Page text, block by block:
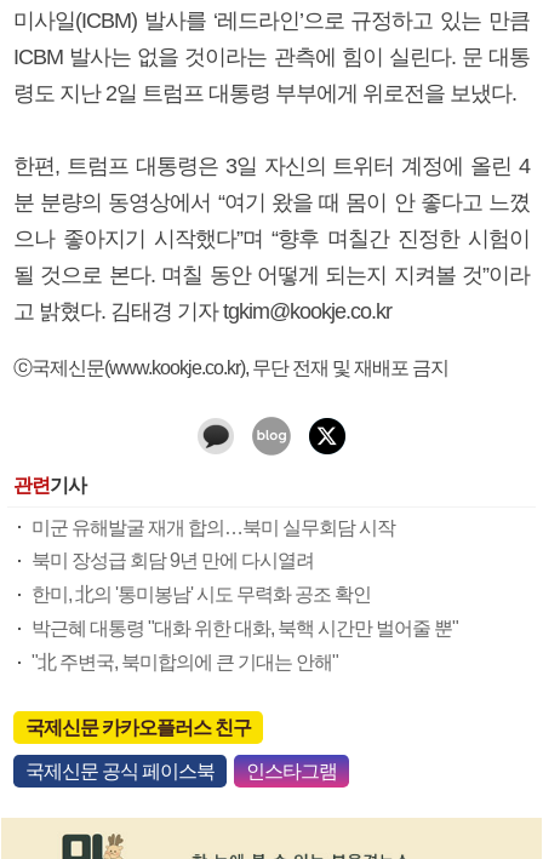
미사일(ICBM) 발사를 ‘레드라인’으로 규정하고 있는 만큼
ICBM 발사는 없을 것이라는 관측에 힘이 실린다. 문 대통
령도 지난 2일 트럼프 대통령 부부에게 위로전을 보냈다.
한편, 트럼프 대통령은 3일 자신의 트위터 계정에 올린 4
분 분량의 동영상에서 “여기 왔을 때 몸이 안 좋다고 느꼈
으나 좋아지기 시작했다”며 “향후 며칠간 진정한 시험이
될 것으로 본다. 며칠 동안 어떻게 되는지 지켜볼 것”이라
고 밝혔다. 김태경 기자 tgkim@kookje.co.kr
ⓒ국제신문(www.kookje.co.kr), 무단 전재 및 재배포 금지
관련기사
미군 유해발굴 재개 합의…북미 실무회담 시작
북미 장성급 회담 9년 만에 다시열려
한미, 北의 '통미봉남' 시도 무력화 공조 확인
박근혜 대통령 "대화 위한 대화, 북핵 시간만 벌어줄 뿐"
"北 주변국, 북미합의에 큰 기대는 안해"
국제신문 카카오플러스 친구
국제신문 공식 페이스북 인스타그램